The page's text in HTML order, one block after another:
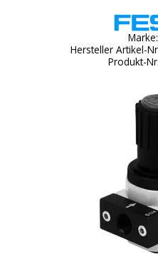
Marke:
Hersteller Artikel-
Produkt-Nr.